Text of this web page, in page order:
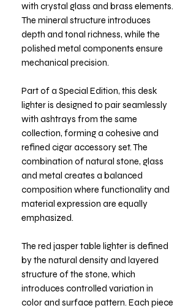
with crystal glass and brass elements.
The mineral structure introduces
depth and tonal richness, while the
polished metal components ensure
mechanical precision.
Part of a Special Edition, this desk
lighter is designed to pair seamlessly
with ashtrays from the same
collection, forming a cohesive and
refined cigar accessory set. The
combination of natural stone, glass
and metal creates a balanced
composition where functionality and
material expression are equally
emphasized.
The red jasper table lighter is defined
by the natural density and layered
structure of the stone, which
introduces controlled variation in
color and surface pattern. Each piece